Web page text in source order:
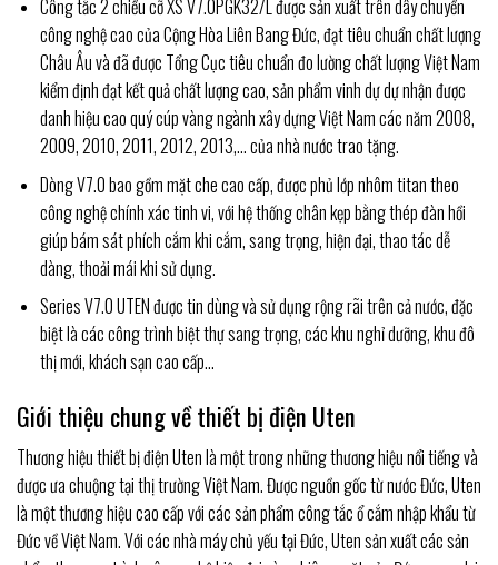
Công tắc 2 chiều cỡ XS V7.0PGK32/L được sản xuất trên dây chuyền
công nghệ cao của Cộng Hòa Liên Bang Đức, đạt tiêu chuẩn chất lượng
Châu Âu và đã được Tổng Cục tiêu chuẩn đo lường chất lượng Việt Nam
kiểm định đạt kết quả chất lượng cao, sản phẩm vinh dự dự nhận được
danh hiệu cao quý cúp vàng ngành xây dựng Việt Nam các năm 2008,
2009, 2010, 2011, 2012, 2013,… của nhà nước trao tặng.
Dòng V7.0 bao gồmmặt che cao cấp, được phủ lớp nhôm titan theo
công nghệ chính xác tinh vi, với hệ thống chân kẹp bằng thép đàn hồi
giúp bám sát phích cắm khi cắm, sang trọng, hiện đại, thao tác dễ
dàng, thoải mái khi sử dụng.
Series V7.0 UTEN được tin dùng và sử dụng rộng rãi trên cả nước, đặc
biệt là các công trình biệt thự sang trọng, các khu nghỉ dưỡng, khu đô
thị mới, khách sạn cao cấp…
Giới thiệu chung về thiết bị điện Uten
Thương hiệu thiết bị điện Uten là một trong những thương hiệu nổi tiếng và
được ưa chuộng tại thị trường Việt Nam. Được nguồn gốc từ nước Đức, Uten
là một thương hiệu cao cấp với các sản phẩm công tắc ổ cắm nhập khẩu từ
Đức về Việt Nam. Với các nhà máy chủ yếu tại Đức, Uten sản xuất các sản